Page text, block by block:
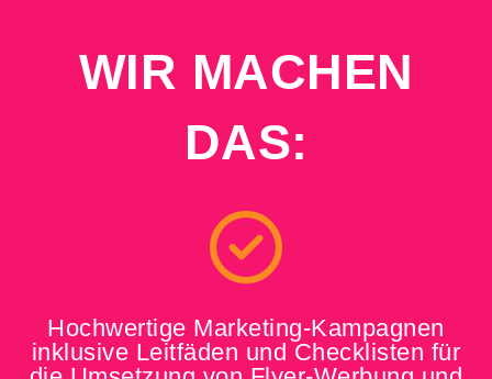
WIR MACHEN
DAS:
Hochwertige Marketing-Kampagnen
inklusive Leitfäden und Checklisten für